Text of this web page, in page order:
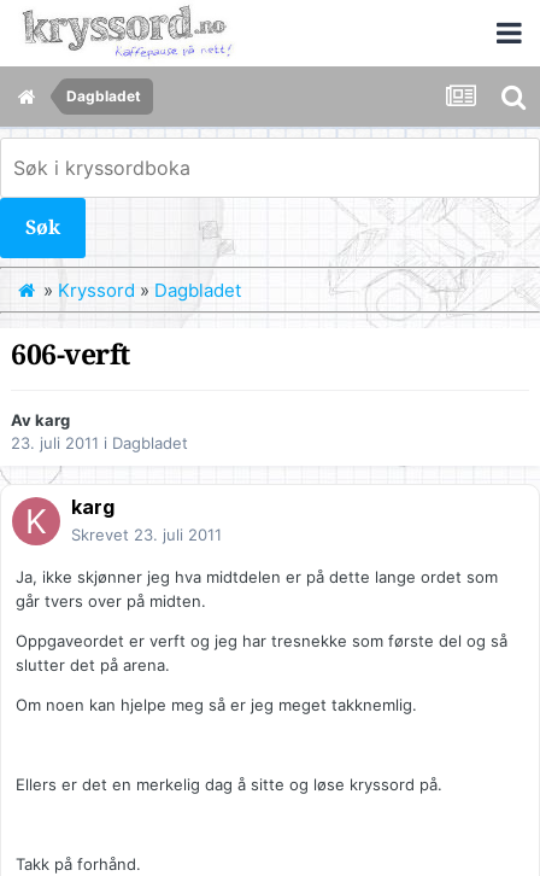
Dagbladet
Søk
» Kryssord » Dagbladet
606-verft
Avkarg
23. juli 2011 i Dagbladet
karg
Skrevet 23. juli 2011
Ja, ikke skjønner jeg hva midtdelen er på dette lange ordet som
går tvers over på midten.
Oppgaveordet er verft og jeg har tresnekke som første del og så
slutter det på arena.
Om noen kan hjelpe meg så er jeg meget takknemlig.
Ellers er det en merkelig dag å sitte og løse kryssord på.
Takk på forhånd.